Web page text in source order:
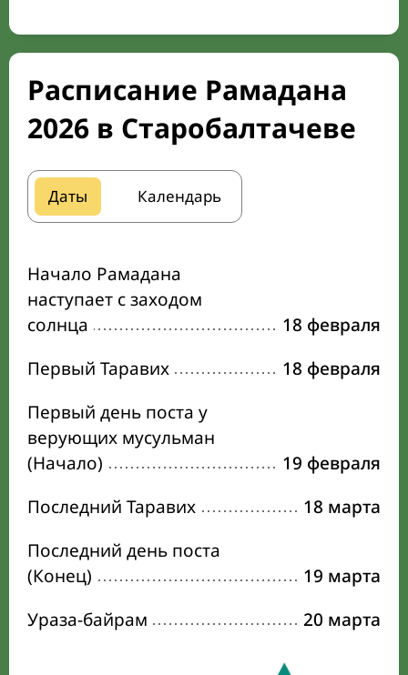
Расписание Рамадана
2026 в Старобалтачеве
Даты Календарь
Начало Рамадана
наступает с заходом
солнца
18 февраля
Первый Таравих
18 февраля
Первый день поста у
верующих мусульман
(Начало)
19 февраля
Последний Таравих
18 марта
Последний день поста
(Конец)
19 марта
Ураза-байрам
20 марта